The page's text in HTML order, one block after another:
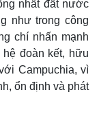
nhất đất nước
như trong công
chí nhấn mạnh
đoàn kết, hữu
Campuchia, vì
ổn định và phát